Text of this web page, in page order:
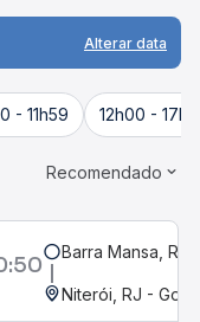
Alterar data
- 11h59 12h00 -
Recomendado
Barra Mansa, RJ
Niterói, RJ -